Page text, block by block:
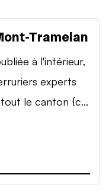
Tramelan
à l'intérieur,
experts
le canton {c...